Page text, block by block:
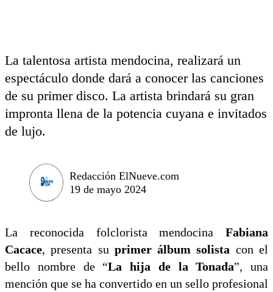
La talentosa artista mendocina, realizará un
espectáculo donde dará a conocer las canciones
de su primer disco. La artista brindará su gran
impronta llena de la potencia cuyana e invitados
de lujo.
Redacción ElNueve.com
19 de mayo 2024
La reconocida folclorista mendocina Fabiana
Cacace, presenta su primer álbum solista con el
bello nombre de “La hija de la Tonada”, una
mención que se ha convertido en un sello profesional